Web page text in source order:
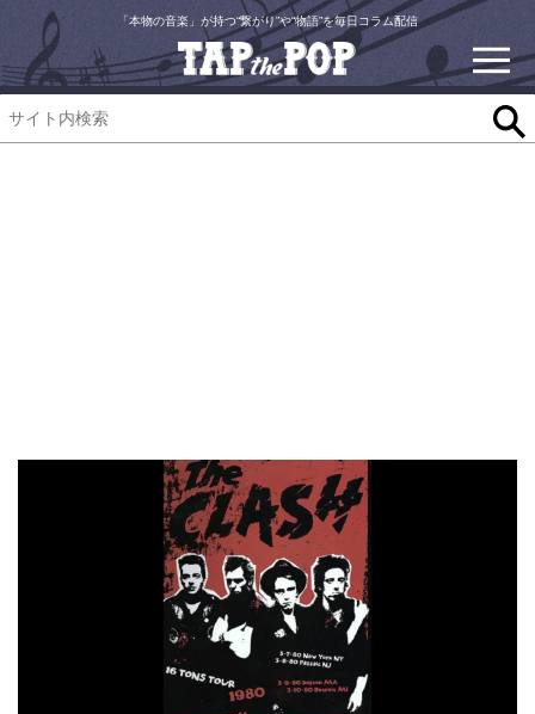
「本物の音楽」が持つ“繋がり”や“物語”を毎日コラム配信